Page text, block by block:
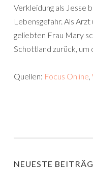
Verkleidung als Jesse
Lebensgefahr. Als
geliebten Frau Mary
Schottland zurück, um
Quellen: Focus Online,
NEUESTE